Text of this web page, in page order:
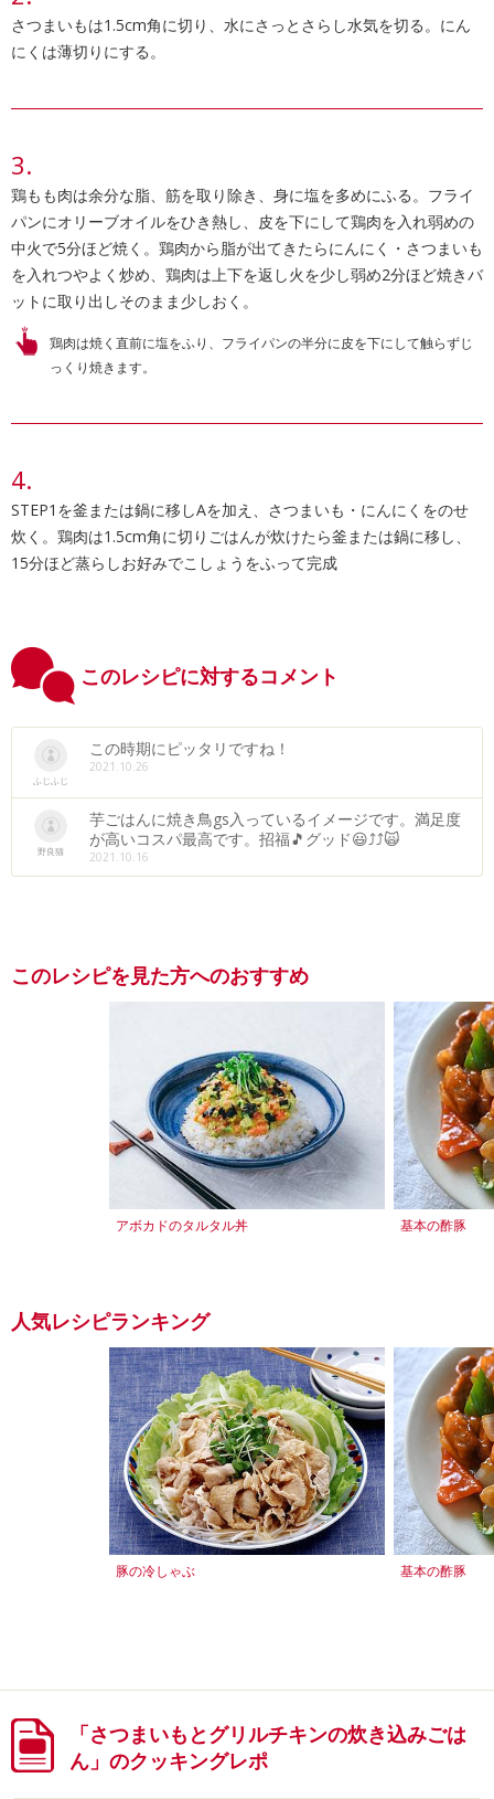
さつまいもは1.5cm角に切り、水にさっとさらし水気を切る。にん
にくは薄切りにする。
鶏もも肉は余分な脂、筋を取り除き、身に塩を多めにふる。フライ
パンにオリーブオイルをひき熱し、皮を下にして鶏肉を入れ弱めの
中火で5分ほど焼く。鶏肉から脂が出てきたらにんにく・さつまいも
を入れつやよく炒め、鶏肉は上下を返し火を少し弱め2分ほど焼きバ
ットに取り出しそのまま少しおく。
鶏肉は焼く直前に塩をふり、フライパンの半分に皮を下にして触らずじ
っくり焼きます。
STEP1を釜または鍋に移しAを加え、さつまいも・にんにくをのせ
炊く。鶏肉は1.5cm角に切りごはんが炊けたら釜または鍋に移し、
15分ほど蒸らしお好みでこしょうをふって完成
このレシピに対するコメント
ふじふじ
この時期にピッタリですね！
2021.10.26
野良猫
芋ごはんに焼き鳥gs入っているイメージです。満足度
が高いコスパ最高です。招福🎵グッド😃⤴⤴🙀
2021.10.16
このレシピを見た方へのおすすめ
アボカドのタルタル丼 基本の酢豚
人気レシピランキング
豚の冷しゃぶ 基本の酢豚
「さつまいもとグリルチキンの炊き込みごは
ん」のクッキングレポ